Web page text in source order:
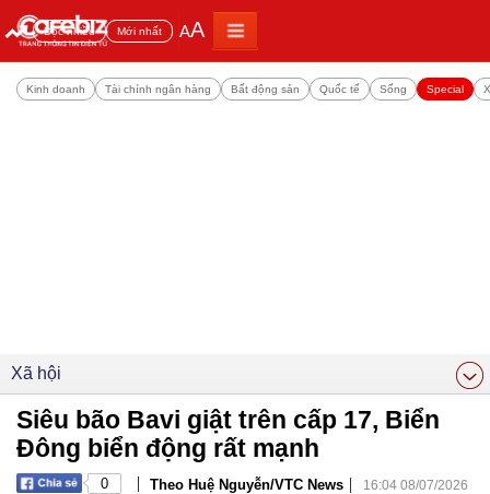
Đọc nhiều Mới nhất AA
Kinh doanh Tài chính ngân hàng Bất động sản Quốc tế Sống Special
Xã hội
Siêu bão Bavi giật trên cấp 17, Biển
Đông biển động rất mạnh
0 | Theo Huệ Nguyễn/VTC News | 16:04 08/07/2026